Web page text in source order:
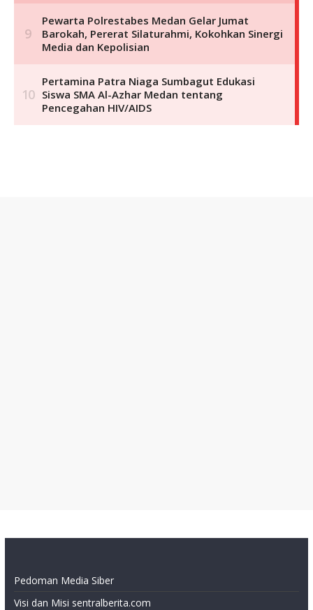
Pedoman Media Siber
Visi dan Misi sentralberita.com